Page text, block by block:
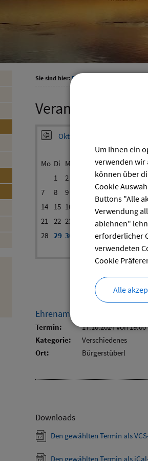
Sie sind hier: Freizeit
Veranstaltungen
Oktober 2024
Mo Di Mi Sa So
1
2 5
6
7
8 9 12 13
14
15 16 18 19
21 22 23 26 27
28 29 30
bis:
Ehrenamtsempfang mit
Termin: 17.10.2024 von 19:00
Kategorie:
Verschiedenes
Ort:
Bürgerstüberl
Downloads
Den gewählten Termin als
Den gewählten Termin als
Um Ihnen ein
verwenden wir
können über
Cookie
Buttons "Alle
Verwendung
ablehnen"
erforderlicher
verwendeten
Cookie
Alle